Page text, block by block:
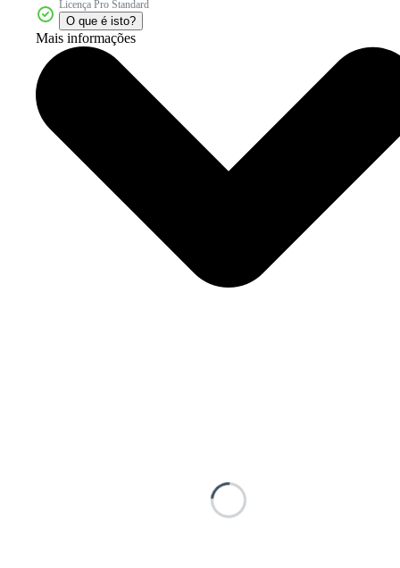
Licença Pro Standard
O que é isto?
Mais informações